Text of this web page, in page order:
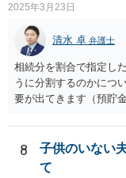
2025年3月23日
清水 卓 弁護士
相続分を割合で指定し
うに分割するのかにつ
要が出てきます（預貯
投資信託は他の相続人
は、相続人間で遺産分
8
子供のいない
て